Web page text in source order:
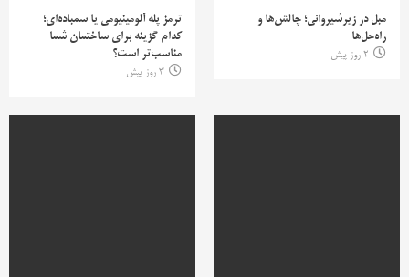
مبل در زیرشیروانی؛ چالش‌ها و
راه‌حل‌ها
2 روز پیش
ترمز پله آلومینیومی یا سمباده‌ای؛
کدام گزینه برای ساختمان شما
مناسب‌تر است؟
3 روز پیش